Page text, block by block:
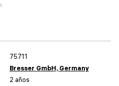
75711
Bresser GmbH, Germany
2 años